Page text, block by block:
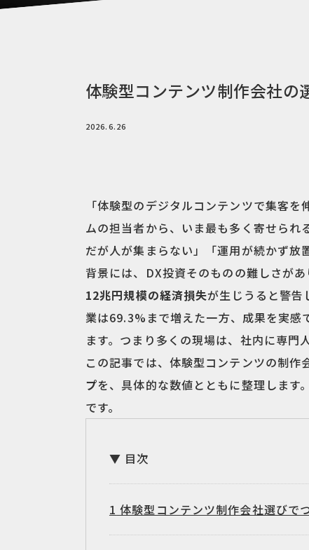
体験型コンテンツ制作会社の
2026.6.26
「体験型のデジタルコンテンツで集客
ムの担当者から、いま最も多く寄せら
だが人が集まらない」「運用が続かず放
背景には、DX投資そのものの難しさが
12兆円規模の経済損失が生じうると警
業は69.3%まで増えた一方、成果を実感
ます。つまり多くの現場は、社内に専門
この記事では、体験型コンテンツの制
プを、具体的な数値とともに整理しま
です。
目次
1 体験型コンテンツ制作会社選びで